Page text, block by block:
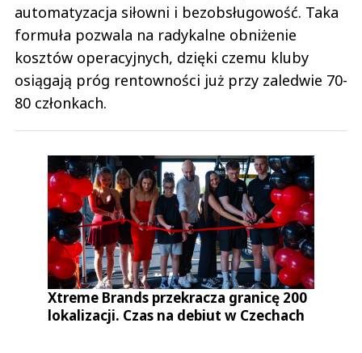
automatyzacja siłowni i bezobsługowość. Taka
formuła pozwala na radykalne obniżenie
kosztów operacyjnych, dzięki czemu kluby
osiągają próg rentowności już przy zaledwie 70-
80 członkach.
Xtreme Brands przekracza granicę 200
lokalizacji. Czas na debiut w Czechach